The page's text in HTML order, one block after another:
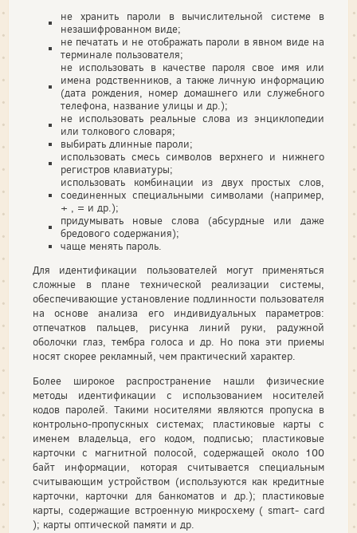
не хранить пароли в вычислительной системе в
незашифрованном виде;
не печатать и не отображать пароли в явном виде на
терминале пользователя;
не использовать в качестве пароля свое имя или
имена родственников, а также личную информацию
(дата рождения, номер домашнего или служебного
телефона, название улицы и др.);
не использовать реальные слова из энциклопедии
или толкового словаря;
выбирать длинные пароли;
использовать смесь символов верхнего и нижнего
регистров клавиатуры;
использовать комбинации из двух простых слов,
соединенных специальными символами (например,
+ , = и др.);
придумывать новые слова (абсурдные или даже
бредового содержания);
чаще менять пароль.
Для идентификации пользователей могут применяться
сложные в плане технической реализации системы,
обеспечивающие установление подлинности пользователя
на основе анализа его индивидуальных параметров:
отпечатков пальцев, рисунка линий руки, радужной
оболочки глаз, тембра голоса и др. Но пока эти приемы
носят скорее рекламный, чем практический характер.
Более широкое распространение нашли физические
методы идентификации с использованием носителей
кодов паролей. Такими носителями являются пропуска в
контрольно-пропускных системах; пластиковые карты с
именем владельца, его кодом, подписью; пластиковые
карточки с магнитной полосой, содержащей около 100
байт информации, которая считывается специальным
считывающим устройством (используются как кредитные
карточки, карточки для банкоматов и др.); пластиковые
карты, содержащие встроенную микросхему ( smart- card
); карты оптической памяти и др.